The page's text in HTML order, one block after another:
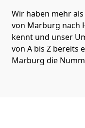
Wir haben mehr als
von Marburg nach
kennt und unser
von A bis Z bereits
Marburg die